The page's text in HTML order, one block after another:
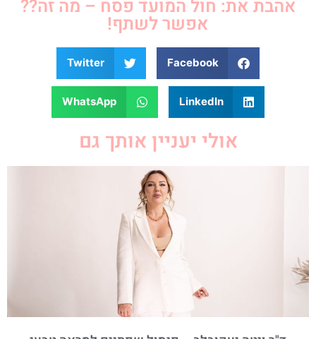
אהבת את: חול המועד פסח – מה זה??
אפשר לשתף!
Facebook
Twitter
LinkedIn
WhatsApp
אולי יעניין אותך גם